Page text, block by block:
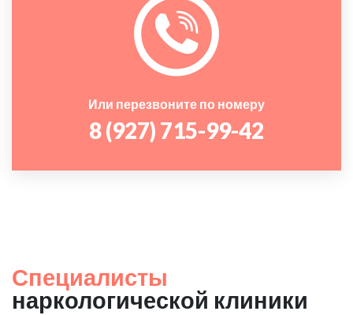
Или перезвоните по номеру
8 (927) 715-99-42
Специалисты
наркологической клиники